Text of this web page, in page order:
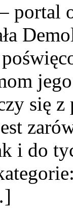
portal
się
i do